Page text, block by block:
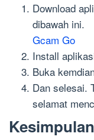
Download
dibawah ini.
Gcam Go
Install
Buka
Dan selesai.
selamat
Kesimpulan